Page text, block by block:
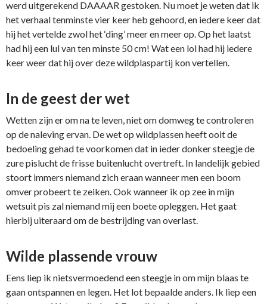
werd uitgerekend DAAAAR gestoken. Nu moet je weten dat ik
het verhaal tenminste vier keer heb gehoord, en iedere keer dat
hij het vertelde zwol het ‘ding’ meer en meer op. Op het laatst
had hij een lul van ten minste 50 cm! Wat een lol had hij iedere
keer weer dat hij over deze wildplaspartij kon vertellen.
In de geest der wet
Wetten zijn er om na te leven, niet om domweg te controleren
op de naleving ervan. De wet op wildplassen heeft ooit de
bedoeling gehad te voorkomen dat in ieder donker steegje de
zure pislucht de frisse buitenlucht overtreft. In landelijk gebied
stoort immers niemand zich eraan wanneer men een boom
omver probeert te zeiken. Ook wanneer ik op zee in mijn
wetsuit pis zal niemand mij een boete opleggen. Het gaat
hierbij uiteraard om de bestrijding van overlast.
Wilde plassende vrouw
Eens liep ik nietsvermoedend een steegje in om mijn blaas te
gaan ontspannen en legen. Het lot bepaalde anders. Ik liep een